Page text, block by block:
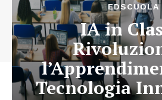
EDSCUOLA
IA in
Tecnologia